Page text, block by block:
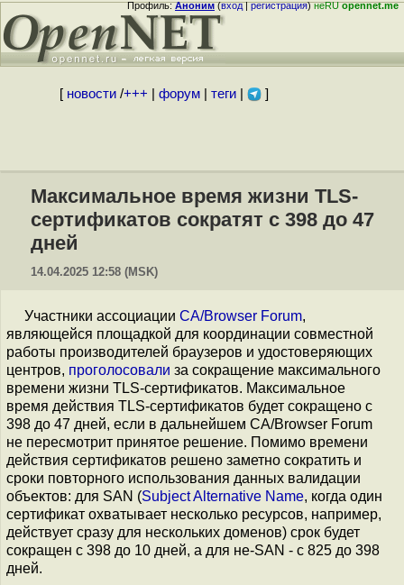
Профиль:Аноним(вход|регистрация)неRUopennet.me
[ новости/+++ форум| теги| ]
Максимальное время жизни TLS-
сертификатов сократят с 398 до 47
дней
14.04.2025 12:58 (MSK)
Участники ассоциации CA/Browser Forum,
являющейся площадкой для координации совместной
работы производителей браузеров и удостоверяющих
центров, проголосовали за сокращение максимального
времени жизни TLS-сертификатов. Максимальное
время действия TLS-сертификатов будет сокращено с
398 до 47 дней, если в дальнейшем CA/Browser Forum
не пересмотрит принятое решение. Помимо времени
действия сертификатов решено заметно сократить и
сроки повторного использования данных валидации
объектов: для SAN (Subject Alternative Name, когда один
сертификат охватывает несколько ресурсов, например,
действует сразу для нескольких доменов) срок будет
сокращен с 398 до 10 дней, а для не-SAN - с 825 до 398
дней.